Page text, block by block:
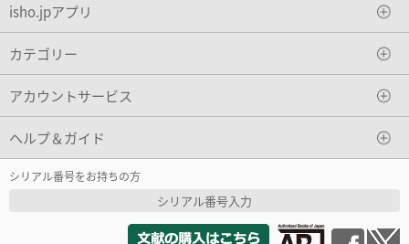
isho.jpアプリ
カテゴリー
アカウントサービス
ヘルプ＆ガイド
シリアル番号をお持ちの方
シリアル番号入力